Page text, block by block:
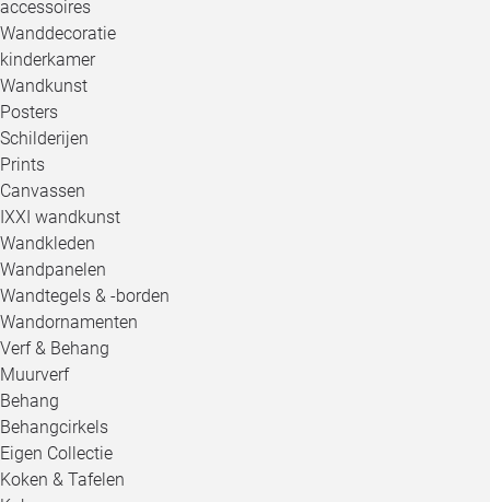
accessoires
Wanddecoratie
kinderkamer
Wandkunst
Posters
Schilderijen
Prints
Canvassen
IXXI wandkunst
Wandkleden
Wandpanelen
Wandtegels & -borden
Wandornamenten
Verf & Behang
Muurverf
Behang
Behangcirkels
Eigen Collectie
Koken & Tafelen